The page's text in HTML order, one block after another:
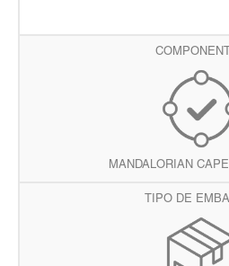
MANDALORIAN
TIPO DE